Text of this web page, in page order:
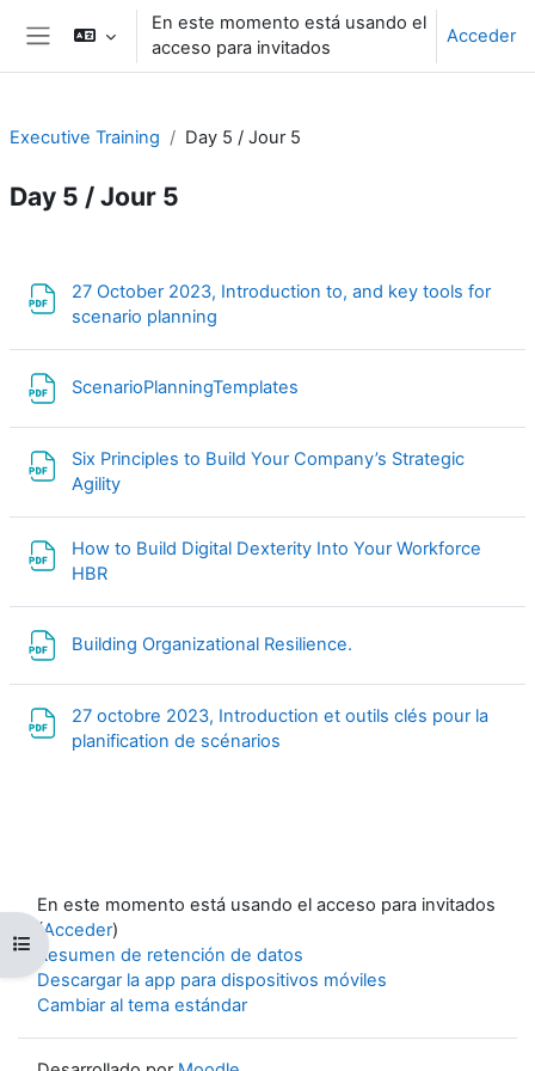
Salta al contenido principal
Panel lateral
En este momento está usando el
acceso para invitados
Acceder
Abrir índice del curso
Executive Training Day 5 / Jour 5
Day 5 / Jour 5
27 October 2023, Introduction to, and key tools for
scenario planning
ScenarioPlanningTemplates
Six Principles to Build Your Company’s Strategic
Agility
How to Build Digital Dexterity Into Your Workforce
HBR
Building Organizational Resilience.
27 octobre 2023, Introduction et outils clés pour la
planification de scénarios
En este momento está usando el acceso para invitados
(Acceder)
Resumen de retención de datos
Descargar la app para dispositivos móviles
Cambiar al tema estándar